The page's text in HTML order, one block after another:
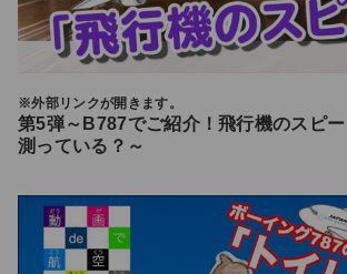
※外部リンクが開きます。
第5弾～B787でご紹介！飛行機のスピ
測っている？～